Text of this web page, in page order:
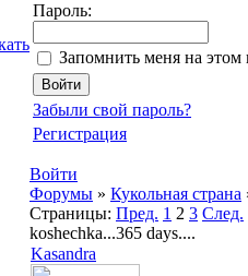
Пароль:
Запомнить меня на этом
Забыли свой пароль?
Регистрация
Войти
Форумы » Кукольная страна
Страницы: Пред. 1 2 3 След.
koshechka...365 days....
Kasandra